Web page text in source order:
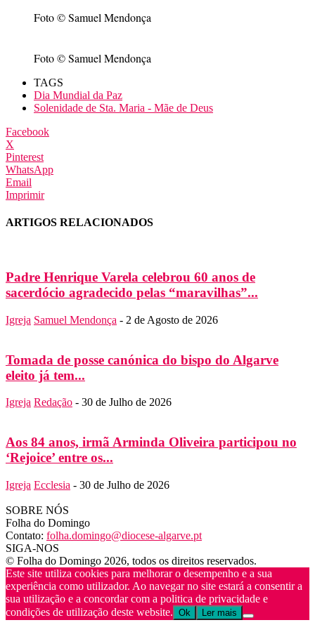
Foto © Samuel Mendonça
Foto © Samuel Mendonça
TAGS
Dia Mundial da Paz
Solenidade de Sta. Maria - Mãe de Deus
Facebook
X
Pinterest
WhatsApp
Email
Imprimir
ARTIGOS RELACIONADOS
Padre Henrique Varela celebrou 60 anos de
sacerdócio agradecido pelas “maravilhas”...
Igreja Samuel Mendonça - 2 de Agosto de 2026
Tomada de posse canónica do bispo do Algarve
eleito já tem...
Igreja Redação - 30 de Julho de 2026
Aos 84 anos, irmã Arminda Oliveira participou no
‘Rejoice’ entre os...
Igreja Ecclesia - 30 de Julho de 2026
SOBRE NÓS
Folha do Domingo
Contato: folha.domingo@diocese-algarve.pt
SIGA-NOS
© Folha do Domingo 2026, todos os direitos reservados.
Este site utiliza cookies para melhorar o desempenho e a sua
experiência como utilizador. Ao navegar no site estará a consentir a
sua utilização e a concordar com a politica de privacidade e
condições de utilização deste website. Ok Ler mais